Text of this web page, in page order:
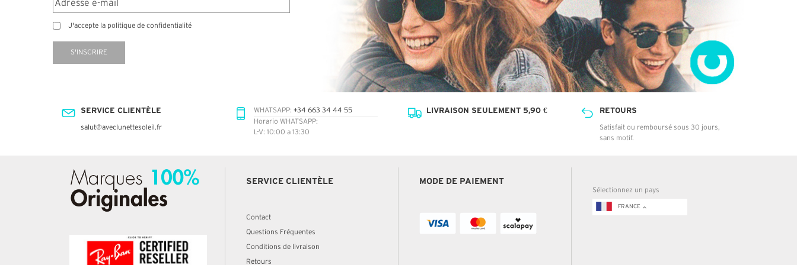
J'accepte la politique de confidentialité
S'INSCRIRE
SERVICE CLIENTÈLE
salut@aveclunettesoleil.fr
WHATSAPP: +34 663 34 44 55
Horario WHATSAPP:
L-V: 10:00 a 13:30
LIVRAISON SEULEMENT 5,90 € RETOURS
Satisfait ou remboursé sous 30 jours,
sans motif.
SERVICE CLIENTÈLE
Contact
Questions Fréquentes
Conditions de livraison
Retours
MODE DE PAIEMENT
Sélectionnez un pays
FRANCE